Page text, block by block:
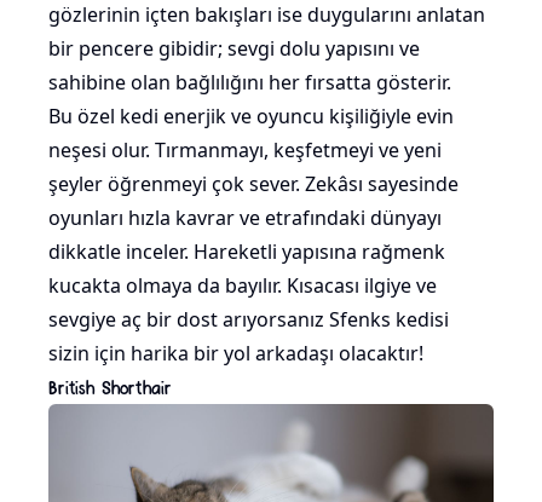
gözlerinin içten bakışları ise duygularını anlatan
bir pencere gibidir; sevgi dolu yapısını ve
sahibine olan bağlılığını her fırsatta gösterir.
Bu özel kedi enerjik ve oyuncu kişiliğiyle evin
neşesi olur. Tırmanmayı, keşfetmeyi ve yeni
şeyler öğrenmeyi çok sever. Zekâsı sayesinde
oyunları hızla kavrar ve etrafındaki dünyayı
dikkatle inceler. Hareketli yapısına rağmenk
kucakta olmaya da bayılır. Kısacası ilgiye ve
sevgiye aç bir dost arıyorsanız Sfenks kedisi
sizin için harika bir yol arkadaşı olacaktır!
British Shorthair